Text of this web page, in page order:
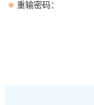
重输密码：